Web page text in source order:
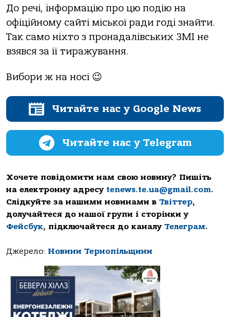
До речі, інформацію про цю подію на
офіційному сайті міської ради годі знайти.
Так само ніхто з пронадалівських ЗМІ не
взявся за її тиражування.
Вибори ж на носі 😉
Читайте нас у Google News
Читайте нас у Telegram
Хочете повідомити нам свою новину? Пишіть
на електронну адресу tenews.te.ua@gmail.com.
Слідкуйте за нашими новинами в Твіттер,
долучайтеся до нашої групи і сторінки у
Фейсбук, підключайтеся до каналу Телеграм.
Джерело: Новини Тернопільщини